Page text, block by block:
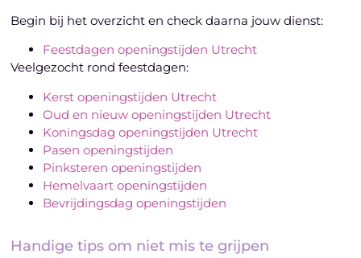
Begin bij het overzicht en check daarna jouw dienst:
Feestdagen openingstijden Utrecht
Veelgezocht rond feestdagen:
Kerst openingstijden Utrecht
Oud en nieuw openingstijden Utrecht
Koningsdag openingstijden Utrecht
Pasen openingstijden
Pinksteren openingstijden
Hemelvaart openingstijden
Bevrijdingsdag openingstijden
Handige tips om niet mis te grijpen